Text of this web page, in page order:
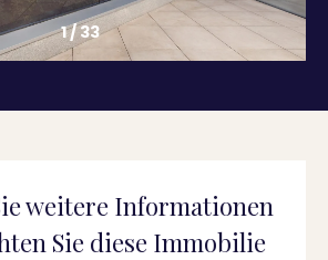
1/33
weitere Informationen
Sie diese Immobilie